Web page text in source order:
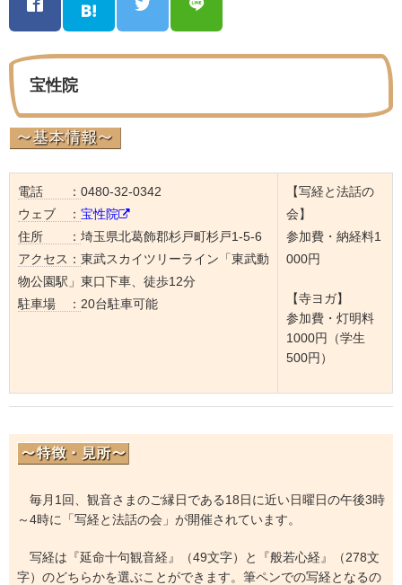
宝性院
電話 ： 0480-32-0342
ウェブ ： 宝性院
住所 ： 埼玉県北葛飾郡杉戸町杉戸1-5-6
アクセス： 東武スカイツリーライン「東武動
物公園駅」東口下車、徒歩12分
駐車場 ： 20台駐車可能
【写経と法話の
会】
参加費・納経料1
000円
【寺ヨガ】
参加費・灯明料
1000円（学生
500円）
毎月1回、観音さまのご縁日である18日に近い日曜日の午後3時
～4時に「写経と法話の会」が開催されています。
写経は『延命十句観音経』（49文字）と『般若心経』（278文
字）のどちらかを選ぶことができます。筆ペンでの写経となるの